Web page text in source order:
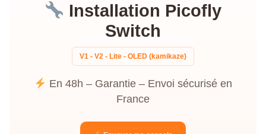
Acheter
Installation Picofly
Switch
V1 - V2 - Lite - OLED (kamikaze)
En 48h – Garantie – Envoi sécurisé en
France